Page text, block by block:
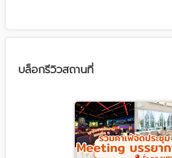
บล็อกรีวิวสถานที่